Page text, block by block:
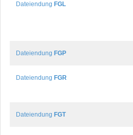
Dateiendung FGL
Dateiendung FGP
Dateiendung FGR
Dateiendung FGT